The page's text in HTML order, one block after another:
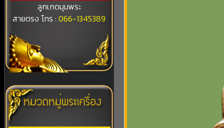
ลูกเกดมุมพระ
สายตรง โทร :066-1345389